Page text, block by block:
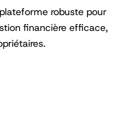
robuste pour
financière efficace,